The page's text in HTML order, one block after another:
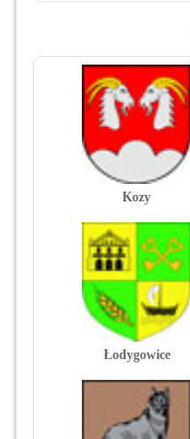
Kozy
Łodygowice